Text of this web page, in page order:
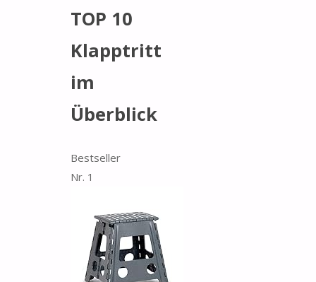
TOP 10
Klapptritt
im
Überblick
Bestseller
Nr. 1